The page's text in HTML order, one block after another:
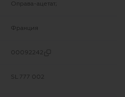
Оправа-ацетат;
Франция
00092242
SL 777 002